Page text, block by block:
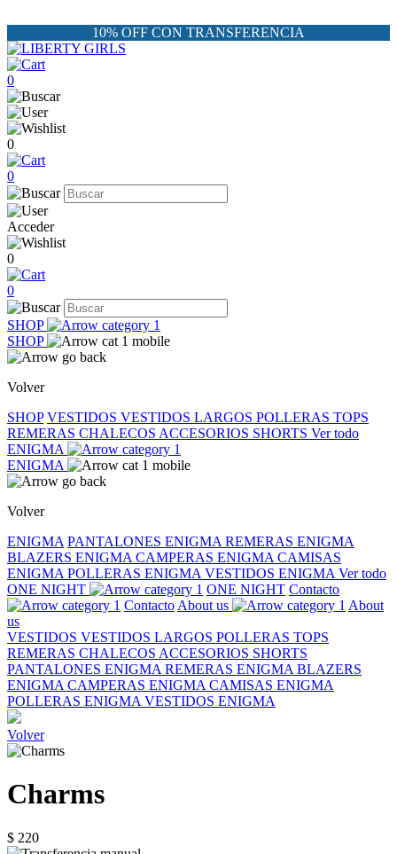
10% OFF CON TRANSFERENCIA
0
0
0
Acceder
0
0
SHOP
SHOP
Volver
SHOP VESTIDOS VESTIDOS LARGOS POLLERAS TOPS
REMERAS CHALECOS ACCESORIOS SHORTS Ver todo
ENIGMA
ENIGMA
Volver
ENIGMA PANTALONES ENIGMA REMERAS ENIGMA
BLAZERS ENIGMA CAMPERAS ENIGMA CAMISAS
ENIGMA POLLERAS ENIGMA VESTIDOS ENIGMA Ver todo
ONE NIGHT
ONE NIGHT Contacto
Contacto About us
About
us
VESTIDOS VESTIDOS LARGOS POLLERAS TOPS
REMERAS CHALECOS ACCESORIOS SHORTS
PANTALONES ENIGMA REMERAS ENIGMA BLAZERS
ENIGMA CAMPERAS ENIGMA CAMISAS ENIGMA
POLLERAS ENIGMA VESTIDOS ENIGMA
Volver
Charms
$ 220